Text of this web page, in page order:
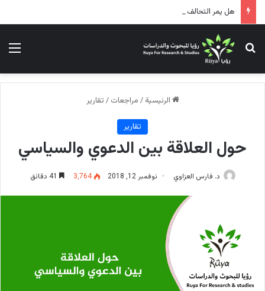
هل يمر التحالف الأمريكي الإسرائيلي بحالة توتر؟!
بحث عن
الرئيسية / مراجعات / تقارير
تقارير
حول العلاقة بين الدعوي والسياسي
د. فارس العزاوي نوفمبر 12, 2018 3٬764